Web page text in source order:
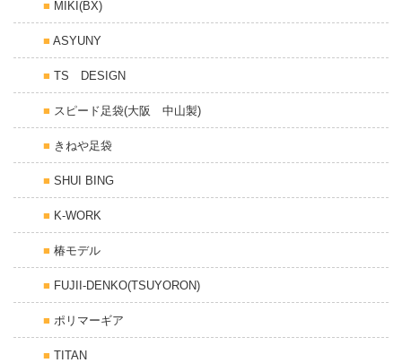
MIKI(BX)
ASYUNY
TS DESIGN
スピード足袋(大阪 中山製)
きねや足袋
SHUI BING
K-WORK
椿モデル
FUJII-DENKO(TSUYORON)
ポリマーギア
TITAN